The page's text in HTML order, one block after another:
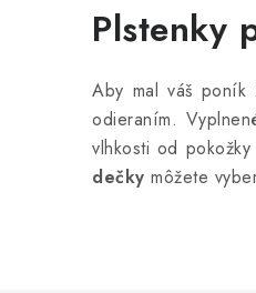
c
e
p
r
Plstenky
Aby mal váš
odieraním.
vlhkosti od
dečky môžete